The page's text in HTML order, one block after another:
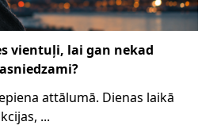
vientuļi, lai gan nekad
attālumā. Dienas laikā
...